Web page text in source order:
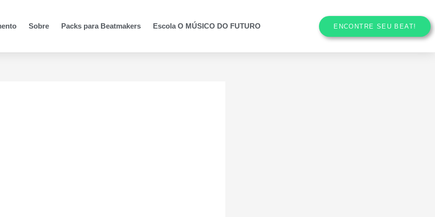
Sobre Packs para Beatmakers Escola O MÚSICO DO FUTURO ENCONTRE SEU BEAT!